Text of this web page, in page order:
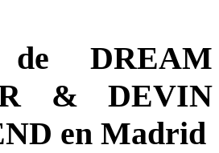
de DREAM
& DEVIN
en Madrid